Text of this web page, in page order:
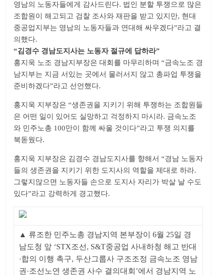
영남의 노동자들에게 감사드린다. 법인 분할 투쟁으로 많은
조합원이 해고되고 검찰 조사와 재판을 받고 있지만, 현대
중공업지부는 영남의 노동자들과 연대해 싸우겠다”라고 결
의했다.
“김경수 경남도지사는 노동자 절규에 답하라”
홍지욱 노조 경남지부장은 대회를 마무리하며 “금속노조 경
남지부는 지금 서있는 곳에서 물러서지 않고 총파업 투쟁을
준비하겠다”라고 선언했다.
홍지욱 지부장은 “생존권을 지키기 위해 투쟁하는 조합원들
은 어떤 일이 있어도 실망하고 걱정하지 마시라. 금속노조
와 민주노총 100만이 함께 싸울 것이다”라고 투쟁 의지를
북돋웠다.
홍지욱 지부장은 김경수 경남도지사를 향해서 “경남 노동자
들의 생존권을 지키기 위한 도지사의 역할을 제대로 하라.
그렇지않으면 노동자들 손으로 도지사 자리가 박살 날 수도
있다”라고 강력하게 경고했다.
▲ 류조한 민주노총 경남지역 본부장이 6월 25일 경
남도청 앞 ‘STX조선, S&T중공업 사내하청 해고 반대
·합의 이행 촉구, 두산그룹사 구조조정 금속노조 영남
권·조선노연 생존권 사수 결의대회’에서 경남지역 노